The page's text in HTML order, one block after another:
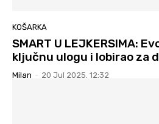
KOŠARKA
SMART U LEJKERSIMA:
ključnu ulogu i lobirao za
Milan - 20 Jul 2025. 12:32